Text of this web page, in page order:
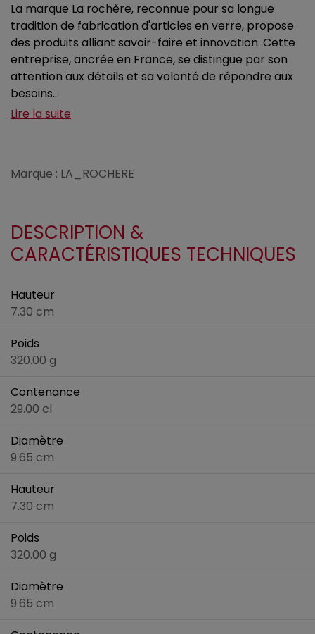
La marque La rochère, reconnue pour sa longue
tradition de fabrication d'articles en verre, propose
des produits alliant savoir-faire et innovation. Cette
entreprise, ancrée en France, se distingue par son
attention aux détails et sa volonté de répondre aux
besoins...
Lire la suite
Marque : LA_ROCHERE
DESCRIPTION &
CARACTÉRISTIQUES TECHNIQUES
Hauteur
7.30 cm
Poids
320.00 g
Contenance
29.00 cl
Diamètre
9.65 cm
Hauteur
7.30 cm
Poids
320.00 g
Diamètre
9.65 cm